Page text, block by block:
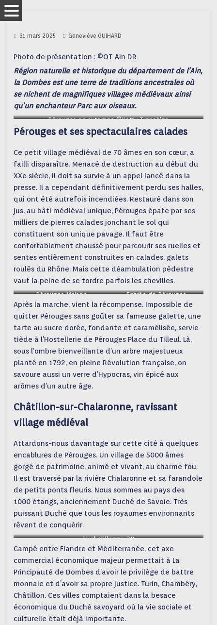
31 mars 2025 Geneviève GUIHARD
Photo de présentation : ©OT Ain DR
Région naturelle et historique du département de l’Ain,
la Dombes est une terre de traditions ancestrales où
se nichent de magnifiques villages médiévaux ainsi
qu’un enchanteur Parc aux oiseaux.
Pérouges en automne ©Ketty Tranchina
Pérouges et ses spectaculaires calades
Ce petit village médiéval de 70 âmes en son cœur, a
failli disparaître. Menacé de destruction au début du
XXe siècle, il doit sa survie à un appel lancé dans la
presse. Il a cependant définitivement perdu ses halles,
qui ont été autrefois incendiées. Restauré dans son
jus, au bâti médiéval unique, Pérouges épate par ses
milliers de pierres calades jonchant le sol qui
constituent son unique pavage. Il faut être
confortablement chaussé pour parcourir ses ruelles et
sentes entièrement construites en calades, galets
roulés du Rhône. Mais cette déambulation pédestre
vaut la peine de se tordre parfois les chevilles.
Pérouges Maison
colombages ©Marilou
Périno
Entrée de Pérouges
©Marilou Péri
Après la marche, vient la récompense. Impossible de
quitter Pérouges sans goûter sa fameuse galette, une
tarte au sucre dorée, fondante et caramélisée, servie
tiède à l’Hostellerie de Pérouges Place du Tilleul. Là,
sous l’ombre bienveillante d’un arbre majestueux
planté en 1792, en pleine Révolution française, on
savoure aussi un verre d’Hypocras, vin épicé aux
arômes d’un autre âge.
Châtillon-sur-Chalaronne, ravissant
village médiéval
Attardons-nous davantage sur cette cité à quelques
encablures de Pérouges. Un village de 5000 âmes
gorgé de patrimoine, animé et vivant, au charme fou.
Il est traversé par la rivière Chalaronne et sa farandole
de petits ponts fleuris. Nous sommes au pays des
1000 étangs, anciennement Duché de Savoie. Très
puissant Duché que tous les royaumes environnants
rêvent de conquérir.
la chatillonne DR
Campé entre Flandre et Méditerranée, cet axe
commercial économique majeur permettait à La
Principauté de Dombes d’avoir le privilège de battre
monnaie et d’avoir sa propre justice. Turin, Chambéry,
Châtillon. Ces villes comptaient dans la besace
économique du Duché savoyard où la vie sociale et
culturelle était déjà importante.